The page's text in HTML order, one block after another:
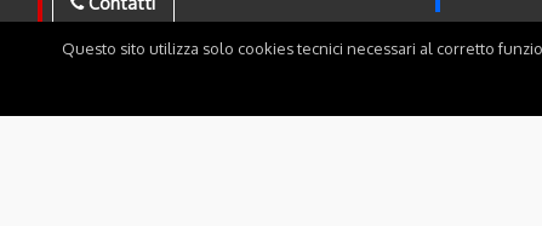
Questo sito utilizza solo cookies tecnici necessari al corretto